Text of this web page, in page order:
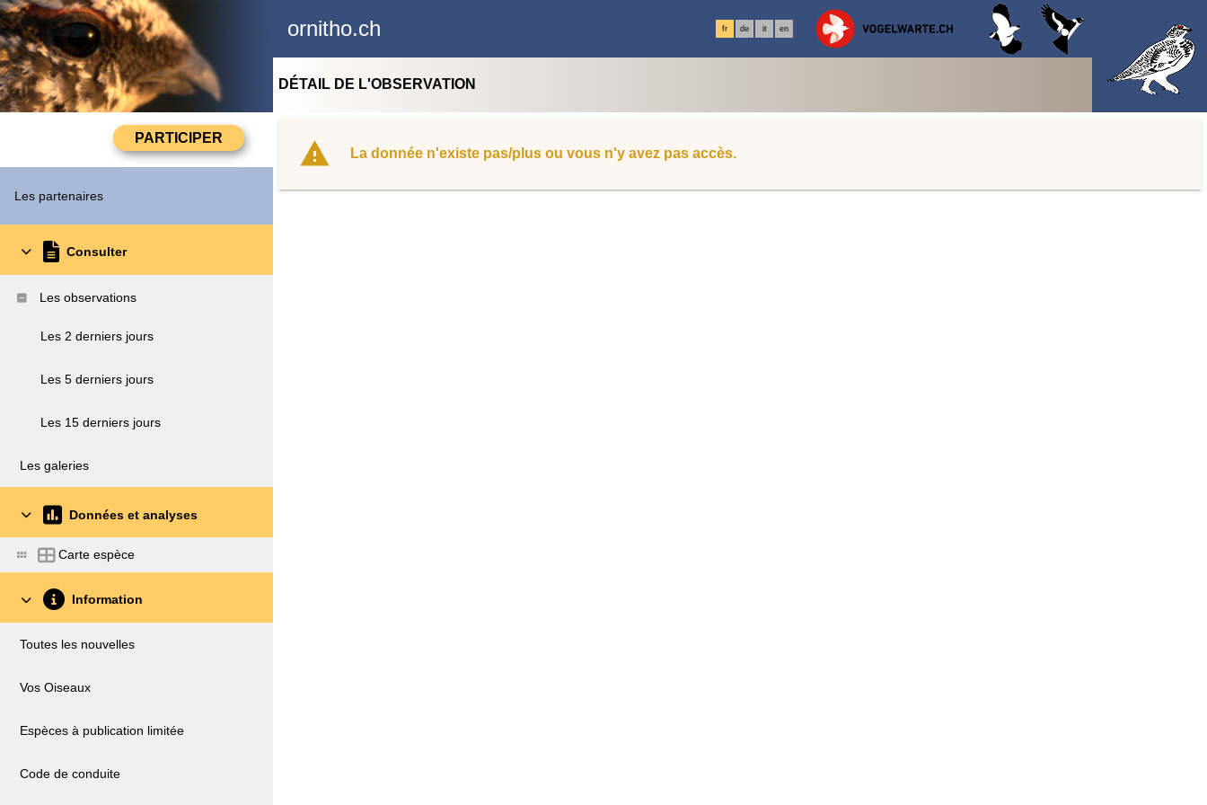
ornitho.ch fr de it en
Les partenaires
Consulter
Les observations
Les 2 derniers jours
Les 5 derniers jours
Les 15 derniers jours
Les galeries
Données et analyses
Carte espèce
Information
Toutes les nouvelles
Vos Oiseaux
Espèces à publication limitée
Code de conduite
DÉTAIL DE L'OBSERVATION
La donnée n'existe pas/plus ou vous n'y avez pas accès.